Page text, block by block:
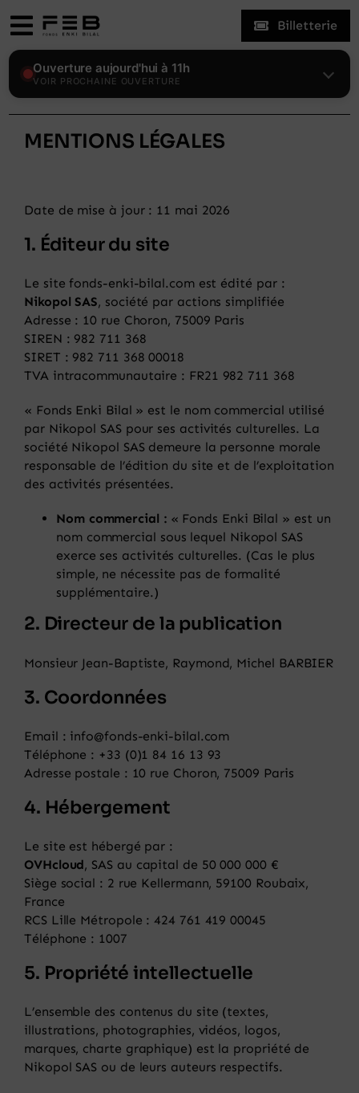
to
Ouverture aujourd'hui à 11h
VOIR PROCHAINE OUVERTURE
Toggle
Navigation
Expositions
Le Fonds
Actualités
Mon compte
Panier
Billetterie
MENTIONS LÉGALES
Date de mise à jour : 11 mai 2026
1. Éditeur du site
Le site fonds-enki-bilal.com est édité par :
Nikopol SAS, société par actions simplifiée
Adresse : 10 rue Choron, 75009 Paris
SIREN : 982 711 368
SIRET : 982 711 368 00018
TVA intracommunautaire : FR21 982 711 368
« Fonds Enki Bilal » est le nom commercial utilisé
par Nikopol SAS pour ses activités culturelles. La
société Nikopol SAS demeure la personne morale
responsable de l’édition du site et de l’exploitation
des activités présentées.
Nom commercial :« Fonds Enki Bilal » est un
nom commercial sous lequel Nikopol SAS
exerce ses activités culturelles. (Cas le plus
simple, ne nécessite pas de formalité
supplémentaire.)
2. Directeur de la publication
Monsieur Jean-Baptiste, Raymond, Michel BARBIER
3. Coordonnées
Email : info@fonds-enki-bilal.com
Téléphone : +33 (0)1 84 16 13 93
Adresse postale : 10 rue Choron, 75009 Paris
4. Hébergement
Le site est hébergé par :
OVHcloud, SAS au capital de 50 000 000 €
Siège social : 2 rue Kellermann, 59100 Roubaix,
France
RCS Lille Métropole : 424 761 419 00045
Téléphone : 1007
5. Propriété intellectuelle
L’ensemble des contenus du site (textes,
illustrations, photographies, vidéos, logos,
marques, charte graphique) est la propriété de
Nikopol SAS ou de leurs auteurs respectifs.